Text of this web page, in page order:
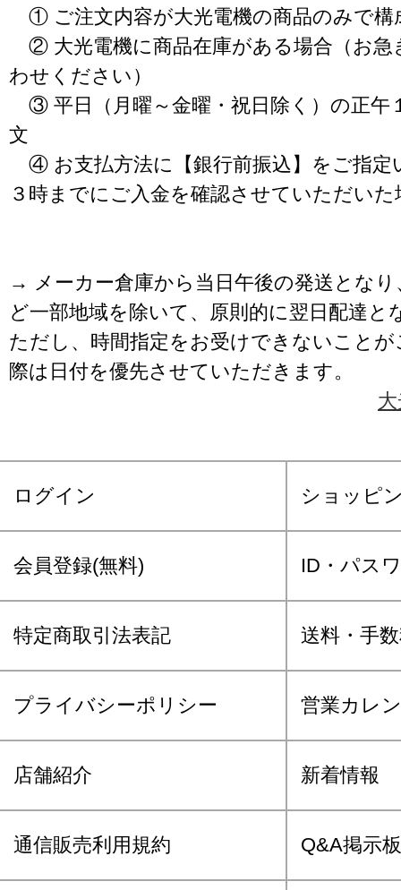
① ご注文内容が大光電機の商品のみで構
② 大光電機に商品在庫がある場合（お急
わせください）
③ 平日（月曜～金曜・祝日除く）の正午
文
④ お支払方法に【銀行前振込】をご指定
３時までにご入金を確認させていただいた
→ メーカー倉庫から当日午後の発送となり
ど一部地域を除いて、原則的に翌日配達と
ただし、時間指定をお受けできないこと
際は日付を優先させていただきます。
ログイン ショッピ
会員登録(無料) ID・パス
特定商取引法表記 送料・手
プライバシーポリシー 営業カレ
店舗紹介 新着情報
通信販売利用規約 Q&A掲示板